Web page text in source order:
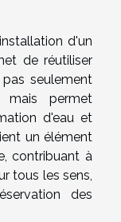
d'un
de réutiliser
seulement
mais permet
d'eau et
un élément
contribuant à
tous les sens,
des